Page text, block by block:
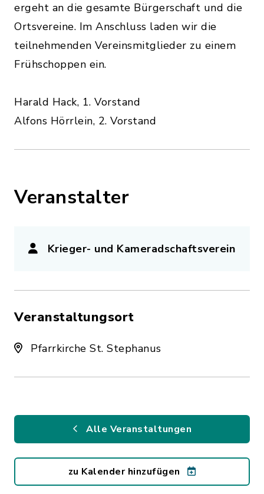
ergeht an die gesamte Bürgerschaft und die
Ortsvereine. Im Anschluss laden wir die
teilnehmenden Vereinsmitglieder zu einem
Frühschoppen ein.
Harald Hack, 1. Vorstand
Alfons Hörrlein, 2. Vorstand
Veranstalter
Krieger- und Kameradschaftsverein
Veranstaltungsort
Pfarrkirche St. Stephanus
Alle Veranstaltungen
zu Kalender hinzufügen